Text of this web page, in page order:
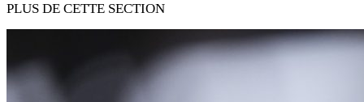
PLUS DE CETTE SECTION